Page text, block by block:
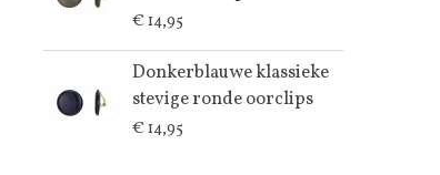
€ 14,95
Donkerblauwe klassieke
stevige ronde oorclips
€ 14,95